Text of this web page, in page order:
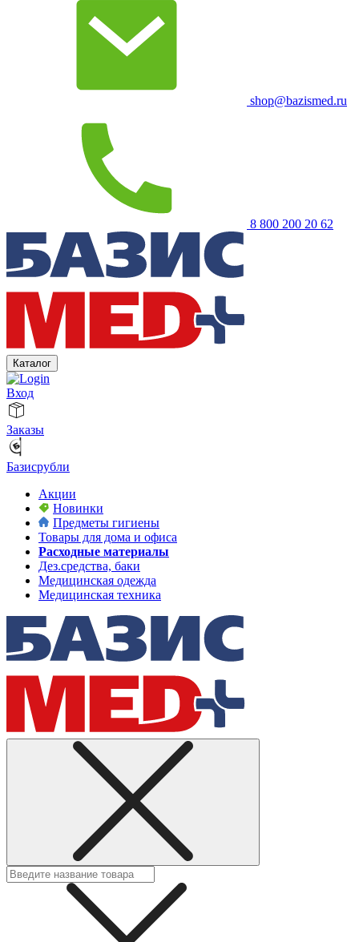
shop@bazismed.ru
8 800 200 20 62
Каталог
Вход
Заказы
Базисрубли
Акции
Новинки
Предметы гигиены
Товары для дома и офиса
Расходные материалы
Дез.средства, баки
Медицинская одежда
Медицинская техника